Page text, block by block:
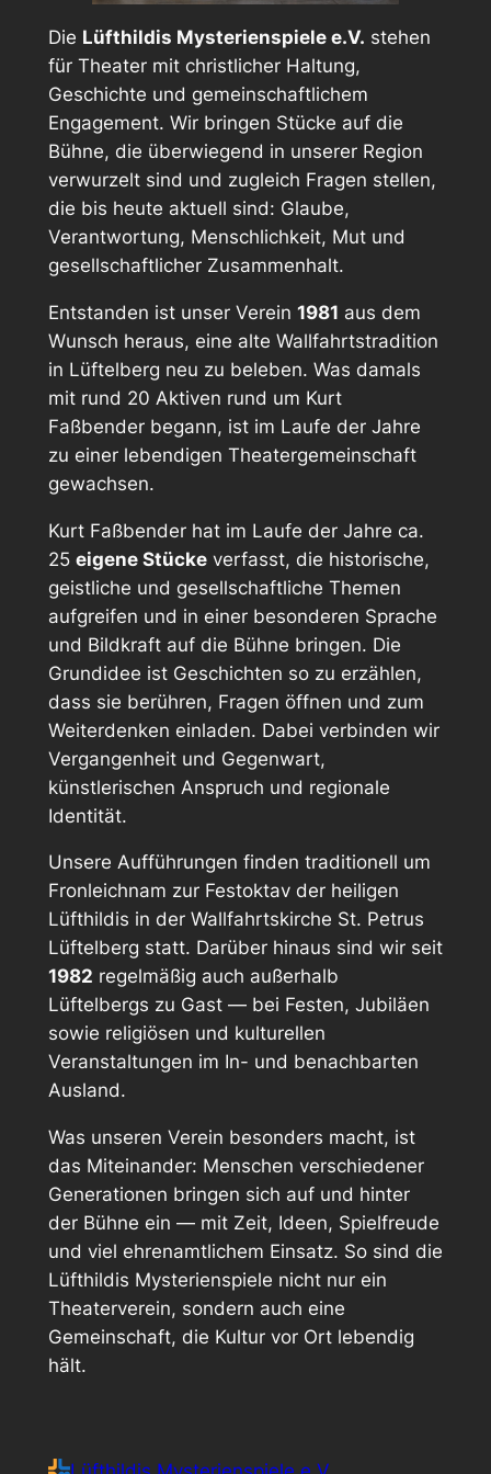
Die Lüfthildis Mysterienspiele e.V. stehen
für Theater mit christlicher Haltung,
Geschichte und gemeinschaftlichem
Engagement. Wir bringen Stücke auf die
Bühne, die überwiegend in unserer Region
verwurzelt sind und zugleich Fragen stellen,
die bis heute aktuell sind: Glaube,
Verantwortung, Menschlichkeit, Mut und
gesellschaftlicher Zusammenhalt.
Entstanden ist unser Verein 1981 aus dem
Wunsch heraus, eine alte Wallfahrtstradition
in Lüftelberg neu zu beleben. Was damals
mit rund 20 Aktiven rund um Kurt
Faßbender begann, ist im Laufe der Jahre
zu einer lebendigen Theatergemeinschaft
gewachsen.
Kurt Faßbender hat im Laufe der Jahre ca.
25 eigene Stückeverfasst, die historische,
geistliche und gesellschaftliche Themen
aufgreifen und in einer besonderen Sprache
und Bildkraft auf die Bühne bringen. Die
Grundidee ist Geschichten so zu erzählen,
dass sie berühren, Fragen öffnen und zum
Weiterdenken einladen. Dabei verbinden wir
Vergangenheit und Gegenwart,
künstlerischen Anspruch und regionale
Identität.
Unsere Aufführungen finden traditionell um
Fronleichnam zur Festoktav der heiligen
Lüfthildis in der Wallfahrtskirche St. Petrus
Lüftelberg statt. Darüber hinaus sind wir seit
1982 regelmäßig auch außerhalb
Lüftelbergs zu Gast — bei Festen, Jubiläen
sowie religiösen und kulturellen
Veranstaltungen im In- und benachbarten
Ausland.
Was unseren Verein besonders macht, ist
das Miteinander: Menschen verschiedener
Generationen bringen sich auf und hinter
der Bühne ein — mit Zeit, Ideen, Spielfreude
und viel ehrenamtlichem Einsatz. So sind die
Lüfthildis Mysterienspiele nicht nur ein
Theaterverein, sondern auch eine
Gemeinschaft, die Kultur vor Ort lebendig
hält.